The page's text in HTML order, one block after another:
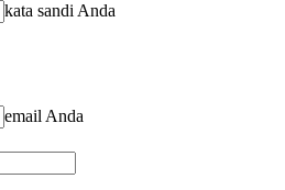
kata sandi Anda
email Anda